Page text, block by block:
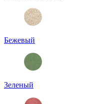
Бежевый
Зеленый